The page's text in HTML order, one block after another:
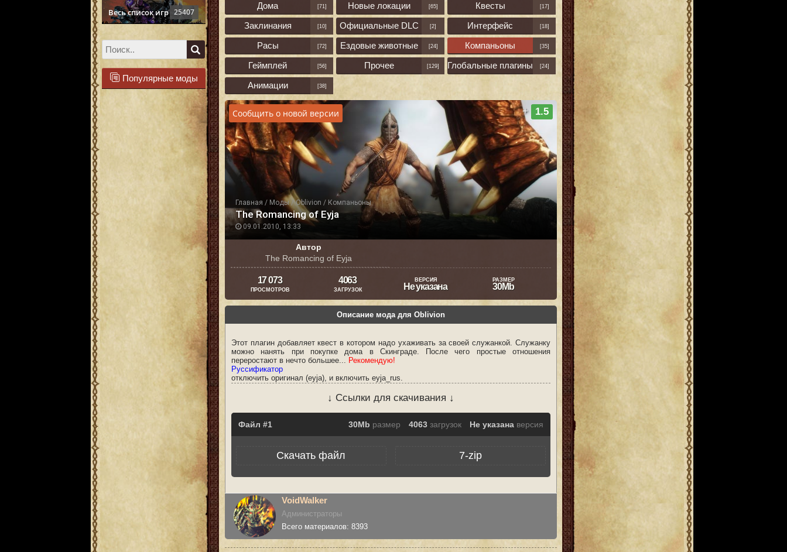
Весь список игр 25407
Популярные моды
Дома [71] Новые локации [65] Квесты [17]
Заклинания [10] Официальные DLC [2] Интерфейс [18]
Расы [72] Ездовые животные [24] Компаньоны [35]
Геймплей [56] Прочее [129] Глобальные плагины [24]
Анимации [38]
Главная / Моды/Oblivion / Компаньоны
09.01.2010, 13:33
The Romancing of Eyja
Сообщить о новой версии + 1.5
Автор
The Romancing of Eyja
17 073
ПРОСМОТРОВ
4063
ЗАГРУЗОК
ВЕРСИЯ
Не указана
РАЗМЕР
30Mb
Описание мода для Oblivion
Этот плагин добавляет квест в котором надо ухаживать за своей служанкой. Служанку
можно нанять при покупке дома в Cкинграде. После чего простые отношения
переростают в нечто большее... Рекомендую!
Руссификатор
отключить оригинал (eyja), и включить eyja_rus.
↓ Ссылки для скачивания ↓
Файл 30Mb размер 4063 загрузок Не указана версия
Скачать файл 7-zip
VoidWalker
Администраторы
Всего материалов: 8393